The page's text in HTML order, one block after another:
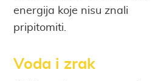
energija koje nisu znali
pripitomiti.
Voda i zrak